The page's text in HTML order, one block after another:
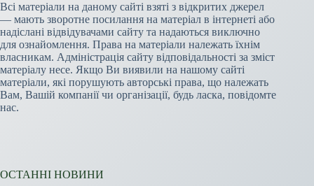
Всі матеріали на даному сайті взяті з відкритих джерел
— мають зворотне посилання на матеріал в інтернеті або
надіслані відвідувачами сайту та надаються виключно
для ознайомлення. Права на матеріали належать їхнім
власникам. Адміністрація сайту відповідальності за зміст
матеріалу несе. Якщо Ви виявили на нашому сайті
матеріали, які порушують авторські права, що належать
Вам, Вашій компанії чи організації, будь ласка, повідомте
нас.
ОСТАННІ НОВИНИ